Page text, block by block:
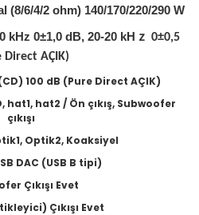
6/4/2 ohm) 140/170/220/290 W
kHz 0±1,0 dB, 20-20 kH ｚ 0±0,5
Direct AÇIK)
100 dB (Pure Direct AÇIK)
hat1, hat2 / Ön çıkış, Subwoofer
çıkışı
Optik2, Koaksiyel
DAC (USB B tipi)
Çıkışı Evet
Çıkışı Evet